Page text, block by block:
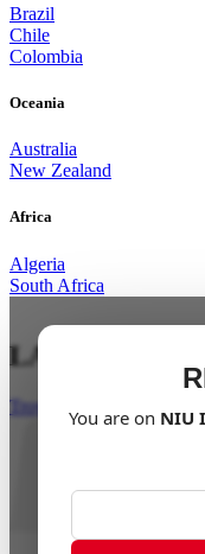
Brazil
Chile
Colombia
Oceania
Australia
New Zealand
Africa
Algeria
South Africa
You are on NIU
LA STAR DEL
Trova un rivenditore